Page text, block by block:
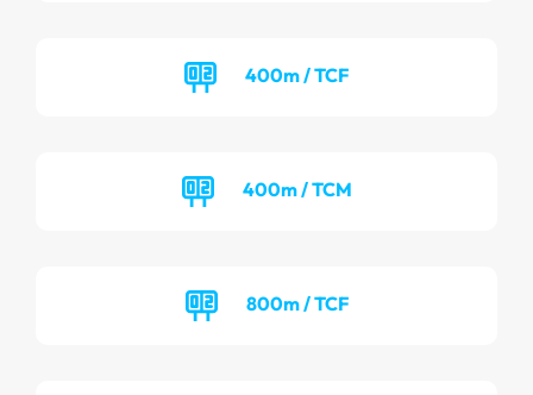
400m / TCF
400m / TCM
800m / TCF